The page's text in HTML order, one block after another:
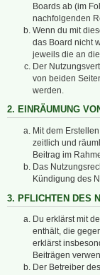
Boards ab (im
nachfolgenden
Wenn du mit
das Board nicht
jeweils die an
Der
von beiden
werden.
2. EINRÄUMUNG
Mit dem
zeitlich und
Beitrag im
Das
Kündigung des
3. PFLICHTEN DES
Du erklärst mit
enthält, die
erklärst
Beiträgen
Der Betreiber